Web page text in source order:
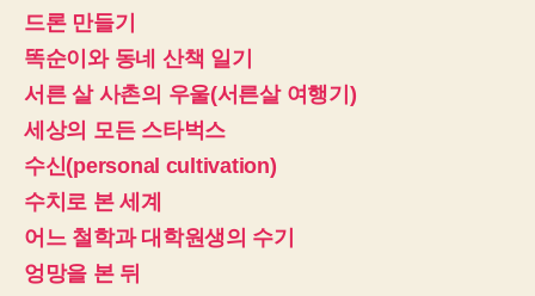
드론 만들기
똑순이와 동네 산책 일기
서른 살 사촌의 우울(서른살 여행기)
세상의 모든 스타벅스
수신(personal cultivation)
수치로 본 세계
어느 철학과 대학원생의 수기
엉망을 본 뒤